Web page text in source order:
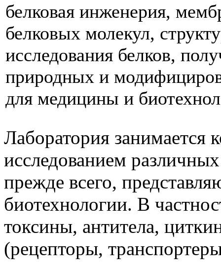
белковая инженерия,
белковых молекул,
исследования белков,
природных и
для медицины и
Лаборатория занимается
исследованием
прежде всего,
биотехнологии. В
токсины, антитела,
(рецепторы,